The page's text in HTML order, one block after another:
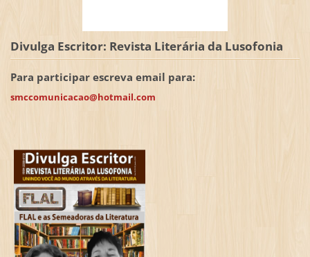
Divulga Escritor: Revista Literária da Lusofonia
Para participar escreva email para:
smccomunicacao@hotmail.com